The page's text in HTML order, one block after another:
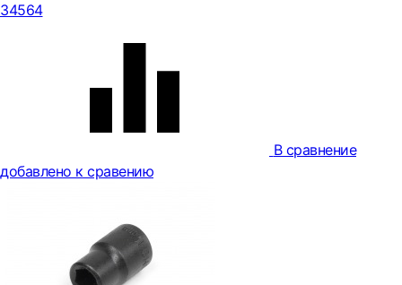
34564
В сравнение
добавлено к сравению